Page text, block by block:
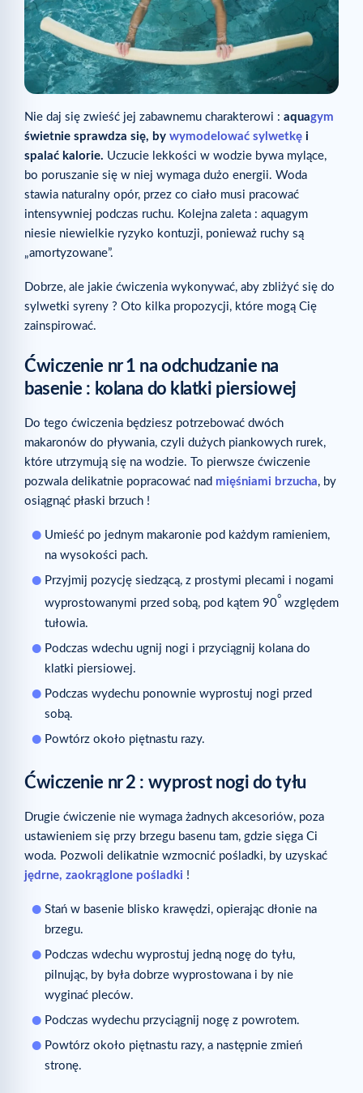
Nie daj się zwieść jej zabawnemu charakterowi : aquagym
świetnie sprawdza się, by wymodelować sylwetkę i
spalać kalorie. Uczucie lekkości w wodzie bywa mylące,
bo poruszanie się w niej wymaga dużo energii. Woda
stawia naturalny opór, przez co ciało musi pracować
intensywniej podczas ruchu. Kolejna zaleta : aquagym
niesie niewielkie ryzyko kontuzji, ponieważ ruchy są
„amortyzowane”.
Dobrze, ale jakie ćwiczenia wykonywać, aby zbliżyć się do
sylwetki syreny ? Oto kilka propozycji, które mogą Cię
zainspirować.
Ćwiczenie nr1 na odchudzanie na
basenie : kolana do klatki piersiowej
Do tego ćwiczenia będziesz potrzebować dwóch
makaronów do pływania, czyli dużych piankowych rurek,
które utrzymują się na wodzie. To pierwsze ćwiczenie
pozwala delikatnie popracować nad mięśniami brzucha, by
osiągnąć płaski brzuch !
Umieść po jednym makaronie pod każdym ramieniem,
na wysokości pach.
Przyjmij pozycję siedzącą, z prostymi plecami i nogami
wyprostowanymi przed sobą, pod kątem 90° względem
tułowia.
Podczas wdechu ugnij nogi i przyciągnij kolana do
klatki piersiowej.
Podczas wydechu ponownie wyprostuj nogi przed
sobą.
Powtórz około piętnastu razy.
Ćwiczenie nr2 : wyprost nogi do tyłu
Drugie ćwiczenie nie wymaga żadnych akcesoriów, poza
ustawieniem się przy brzegu basenu tam, gdzie sięga Ci
woda. Pozwoli delikatnie wzmocnić pośladki, by uzyskać
jędrne, zaokrąglone pośladki !
Stań w basenie blisko krawędzi, opierając dłonie na
brzegu.
Podczas wdechu wyprostuj jedną nogę do tyłu,
pilnując, by była dobrze wyprostowana i by nie
wyginać pleców.
Podczas wydechu przyciągnij nogę z powrotem.
Powtórz około piętnastu razy, a następnie zmień
stronę.